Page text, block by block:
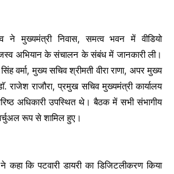
ने मुख्यमंत्री निवास, समत्व भवन में वीडियो
अभियान के संचालन के संबंध में जानकारी ली।
वर्मा, मुख्य सचिव श्रीमती वीरा राणा, अपर मुख्य
राजेश राजौरा, प्रमुख सचिव मुख्यमंत्री कार्यालय
अधिकारी उपस्थित थे। बैठक में सभी संभागीय
रूप से शामिल हुए।
कहा कि पटवारी डायरी का डिजिटलीकरण किया